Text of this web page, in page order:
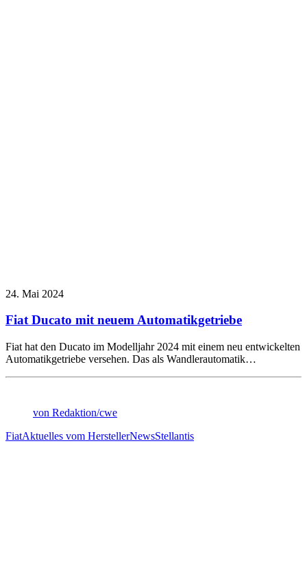
24. Mai 2024
Fiat Ducato mit neuem Automatikgetriebe
Fiat hat den Ducato im Modelljahr 2024 mit einem neu entwickelten
Automatikgetriebe versehen. Das als Wandlerautomatik…
von Redaktion/cwe
FiatAktuelles vom HerstellerNewsStellantis